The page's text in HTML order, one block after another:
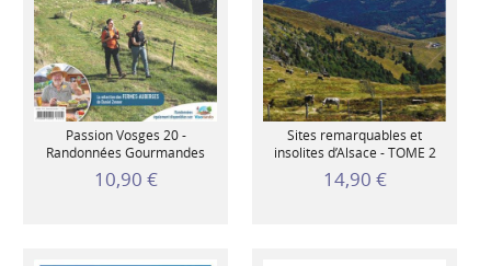
Passion Vosges 20 -
Randonnées Gourmandes
10,90 €
Sites remarquables et
insolites d’Alsace - TOME 2
14,90 €